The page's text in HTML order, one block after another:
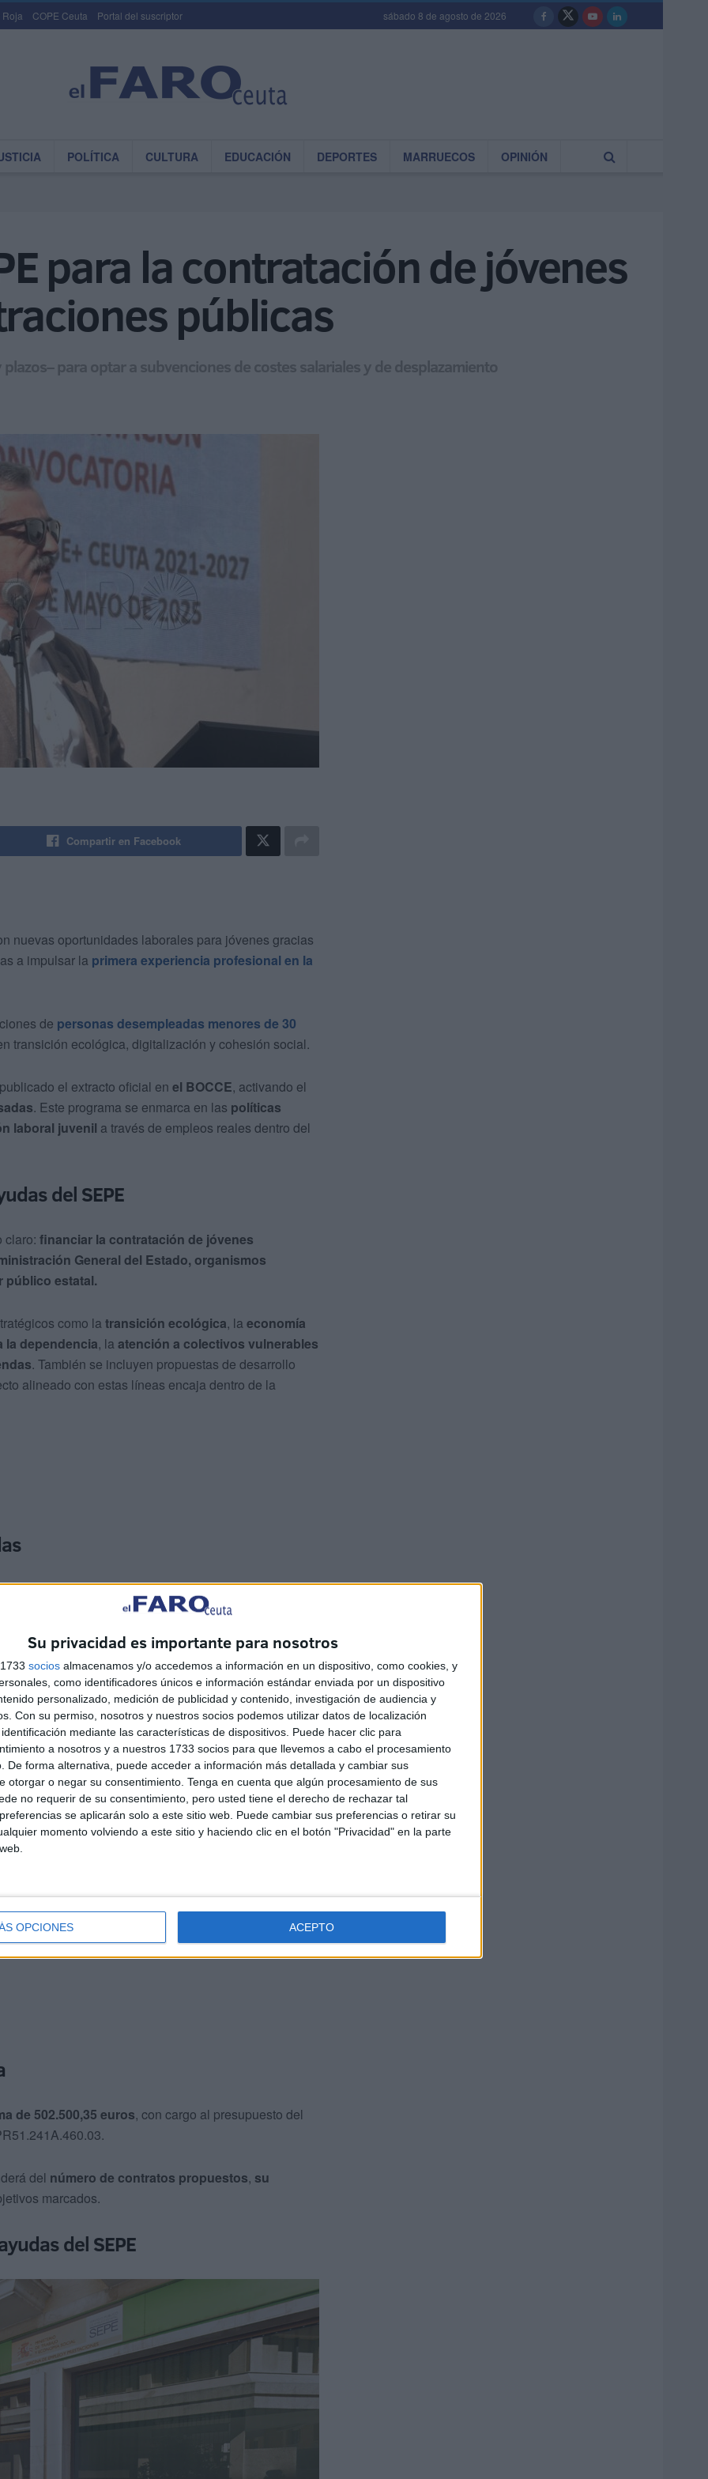
Su privacidad es importante para nosotros
socios almacenamos y/o accedemos a información en un dispositivo, como cookies, y
como identificadores únicos e información estándar enviada por un dispositivo
personalizado, medición de publicidad y contenido, investigación de audiencia y
Con su permiso, nosotros y nuestros socios podemos utilizar datos de localización
mediante las características de dispositivos. Puede hacer clic para
a nosotros y a nuestros 1733 socios para que llevemos a cabo el procesamiento
De forma alternativa, puede acceder a información más detallada y cambiar sus
otorgar o negar su consentimiento. Tenga en cuenta que algún procesamiento de sus
no requerir de su consentimiento, pero usted tiene el derecho de rechazar tal
se aplicarán solo a este sitio web. Puede cambiar sus preferencias o retirar su
momento volviendo a este sitio y haciendo clic en el botón "Privacidad" en la parte
OPCIONES ACEPTO
Roja COPE Ceuta Portal del suscriptor sábado 8 de agosto de 2026
POLÍTICA CULTURA EDUCACIÓN DEPORTES MARRUECOS OPINIÓN
para la contratación de jóvenes
públicas
para optar a subvenciones de costes salariales y de desplazamiento
Compartir en Facebook
nuevas oportunidades laborales para jóvenes gracias
a impulsar la primera experiencia profesional en la
de personas desempleadas menores de 30
transición ecológica, digitalización y cohesión social.
el extracto oficial en el BOCCE, activando el
. Este programa se enmarca en las políticas
laboral juvenil a través de empleos reales dentro del
del SEPE
claro: financiar la contratación de jóvenes
General del Estado, organismos
público estatal.
como la transición ecológica, la economía
la dependencia, la atención a colectivos vulnerables
. También se incluyen propuestas de desarrollo
alineado con estas líneas encaja dentro de la
y entidades del sector público estatal, conforme a lo
que las ayudas del SEPE están pensadas para
estatales
pueden optar a estas ayudas del SEPE, ya que el
los servicios públicos.
2023, que fija las bases de las subvenciones para
Real Decreto 818/2021 . Dicha normativa fue
los requisitos y procedimientos para estos programas.
, loscriterios de valoracióny las obligaciones
de 502.500,35 euros, con cargo al presupuesto del
del número de contratos propuestos, su
marcados.
del SEPE